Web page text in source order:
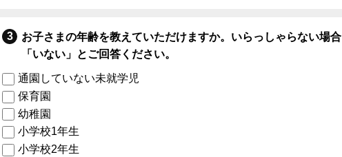
お子さまの年齢を教えていただけますか。いらっしゃらない場合
「いない」とご回答ください。
通園していない未就学児
保育園
幼稚園
小学校1年生
小学校2年生